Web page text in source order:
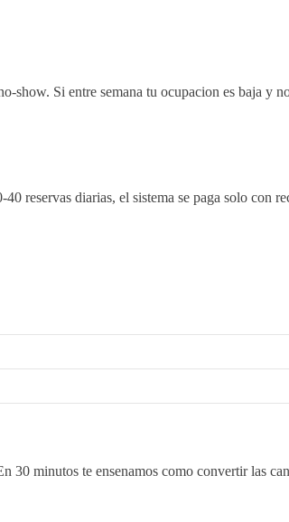
Si entre semana tu ocupacion es baja y
reservas diarias, el sistema se paga solo con
30 minutos te ensenamos como convertir las